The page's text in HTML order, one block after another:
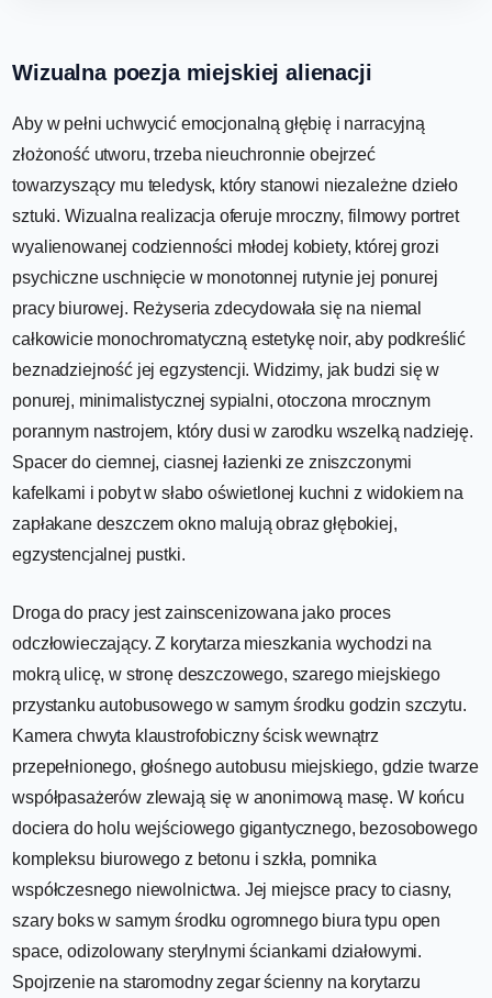
Wizualna poezja miejskiej alienacji
Aby w pełni uchwycić emocjonalną głębię i narracyjną
złożoność utworu, trzeba nieuchronnie obejrzeć
towarzyszący mu teledysk, który stanowi niezależne dzieło
sztuki. Wizualna realizacja oferuje mroczny, filmowy portret
wyalienowanej codzienności młodej kobiety, której grozi
psychiczne uschnięcie w monotonnej rutynie jej ponurej
pracy biurowej. Reżyseria zdecydowała się na niemal
całkowicie monochromatyczną estetykę noir, aby podkreślić
beznadziejność jej egzystencji. Widzimy, jak budzi się w
ponurej, minimalistycznej sypialni, otoczona mrocznym
porannym nastrojem, który dusi w zarodku wszelką nadzieję.
Spacer do ciemnej, ciasnej łazienki ze zniszczonymi
kafelkami i pobyt w słabo oświetlonej kuchni z widokiem na
zapłakane deszczem okno malują obraz głębokiej,
egzystencjalnej pustki.
Droga do pracy jest zainscenizowana jako proces
odczłowieczający. Z korytarza mieszkania wychodzi na
mokrą ulicę, w stronę deszczowego, szarego miejskiego
przystanku autobusowego w samym środku godzin szczytu.
Kamera chwyta klaustrofobiczny ścisk wewnątrz
przepełnionego, głośnego autobusu miejskiego, gdzie twarze
współpasażerów zlewają się w anonimową masę. W końcu
dociera do holu wejściowego gigantycznego, bezosobowego
kompleksu biurowego z betonu i szkła, pomnika
współczesnego niewolnictwa. Jej miejsce pracy to ciasny,
szary boks w samym środku ogromnego biura typu open
space, odizolowany sterylnymi ściankami działowymi.
Spojrzenie na staromodny zegar ścienny na korytarzu